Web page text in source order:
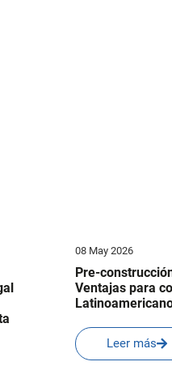
08 May 2026
Pre-
Ventajas para
Leer más